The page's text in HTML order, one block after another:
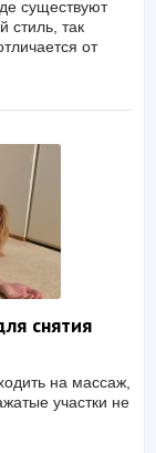
существуют
стиль, так
от
снятия
на массаж,
участки не